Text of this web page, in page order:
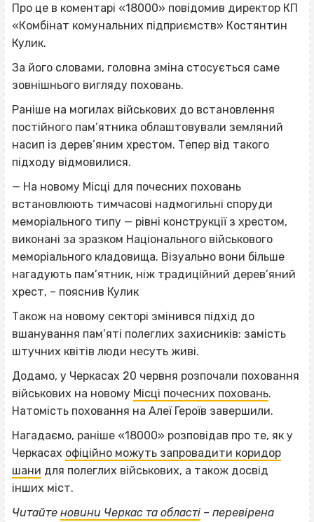
Про це в коментарі «18000» повідомив директор КП
«Комбінат комунальних підприємств» Костянтин
Кулик.
За його словами, головна зміна стосується саме
зовнішнього вигляду поховань.
Раніше на могилах військових до встановлення
постійного пам’ятника облаштовували земляний
насип із дерев’яним хрестом. Тепер від такого
підходу відмовилися.
— На новому Місці для почесних поховань
встановлюють тимчасові надмогильні споруди
меморіального типу — рівні конструкції з хрестом,
виконані за зразком Національного військового
меморіального кладовища. Візуально вони більше
нагадують пам’ятник, ніж традиційний дерев’яний
хрест, – пояснив Кулик
Також на новому секторі змінився підхід до
вшанування пам’яті полеглих захисників: замість
штучних квітів люди несуть живі.
Додамо, у Черкасах 20 червня розпочали поховання
військових на новому Місці почесних поховань.
Натомість поховання на Алеї Героїв завершили.
Нагадаємо, раніше «18000» розповідав про те, як у
Черкасах офіційно можуть запровадити коридор
шани для полеглих військових, а також досвід
інших міст.
Читайте новини Черкас та області – перевірена